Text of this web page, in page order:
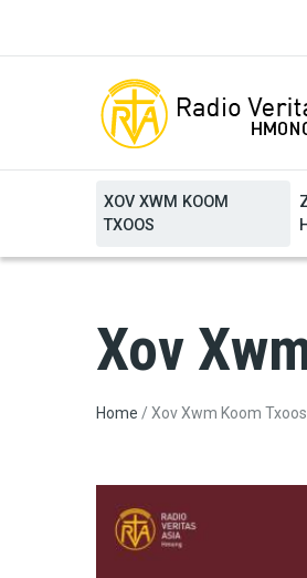
XOV XWM KOOM
TXOOS
Xov
Breadcrumb
Home Xov Xwm Koom Txoos